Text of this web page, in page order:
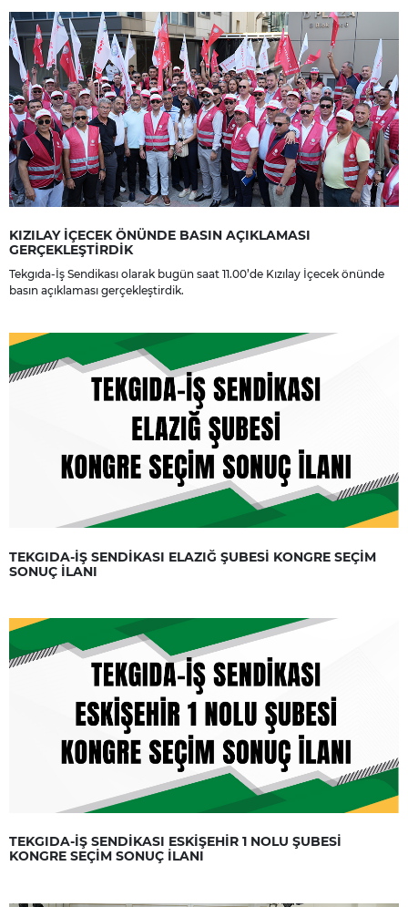
KIZILAY İÇECEK ÖNÜNDE BASIN AÇIKLAMASI
GERÇEKLEŞTİRDİK
Tekgıda-İş Sendikası olarak bugün saat 11.00’de Kızılay İçecek önünde
basın açıklaması gerçekleştirdik.
TEKGIDA-İŞ SENDİKASI ELAZIĞ ŞUBESİ KONGRE SEÇİM
SONUÇ İLANI
TEKGIDA-İŞ SENDİKASI ESKİŞEHİR 1 NOLU ŞUBESİ
KONGRE SEÇİM SONUÇ İLANI